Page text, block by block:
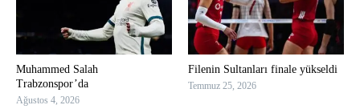
Muhammed Salah
Trabzonspor’da
Ağustos 4, 2026
Filenin Sultanları finale yükseldi
Temmuz 25, 2026